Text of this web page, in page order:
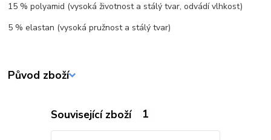
15 % polyamid (vysoká životnost a stálý tvar, odvádí vlhkost)
5 % elastan (vysoká pružnost a stálý tvar)
Původ zboží
Související zboží 1